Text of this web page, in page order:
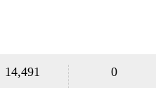
14,491 0